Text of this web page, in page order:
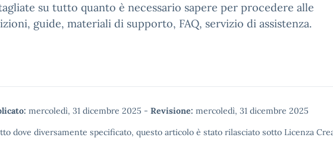
su tutto quanto è necessario sapere per procedere alle
guide, materiali di supporto, FAQ, servizio di assistenza.
mercoledì, 31 dicembre 2025 - Revisione: mercoledì, 31 dicembre 2025
dove diversamente specificato, questo articolo è stato rilasciato sotto Licenza